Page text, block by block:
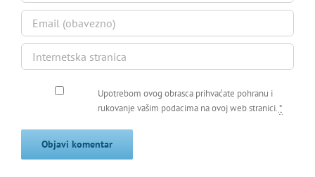
Upotrebom ovog obrasca prihvaćate pohranu i
rukovanje vašim podacima na ovoj web stranici.*